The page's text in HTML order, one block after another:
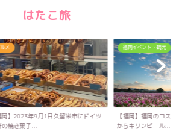
はたこ旅
イベント・観光
岡】福岡のコスモス名所！10月14日
リンビール...
グルメ
【福岡】ふわっふわの
り立てのハンバーガ...